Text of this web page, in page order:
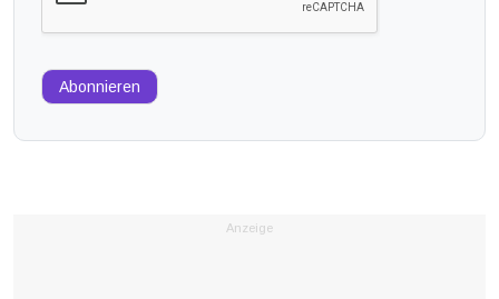
Abonnieren
Anzeige